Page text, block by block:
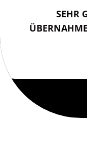
SEHR